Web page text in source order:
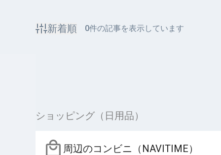
新着順 0件の記事を表示しています
ショッピング（日用品）
周辺のコンビニ（NAVITIME）